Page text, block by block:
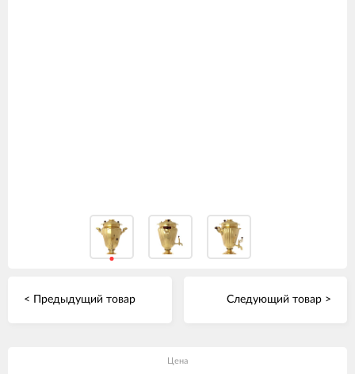
< Предыдущий товар Следующий товар >
Цена